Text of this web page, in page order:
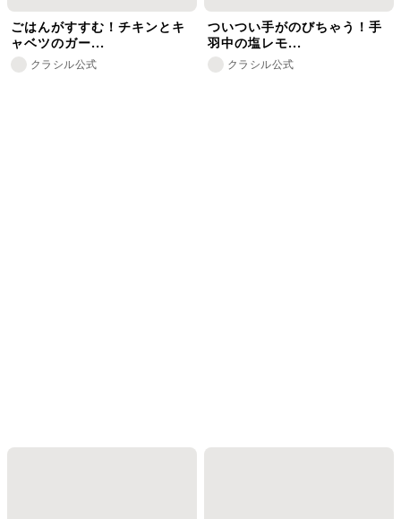
ごはんがすすむ！チキンとキ
ャベツのガー...
クラシル公式
ついつい手がのびちゃう！手
羽中の塩レモ...
クラシル公式